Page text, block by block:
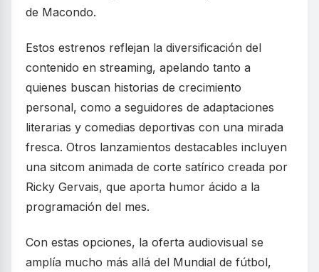
de Macondo.
Estos estrenos reflejan la diversificación del
contenido en streaming, apelando tanto a
quienes buscan historias de crecimiento
personal, como a seguidores de adaptaciones
literarias y comedias deportivas con una mirada
fresca. Otros lanzamientos destacables incluyen
una sitcom animada de corte satírico creada por
Ricky Gervais, que aporta humor ácido a la
programación del mes.
Con estas opciones, la oferta audiovisual se
amplía mucho más allá del Mundial de fútbol,